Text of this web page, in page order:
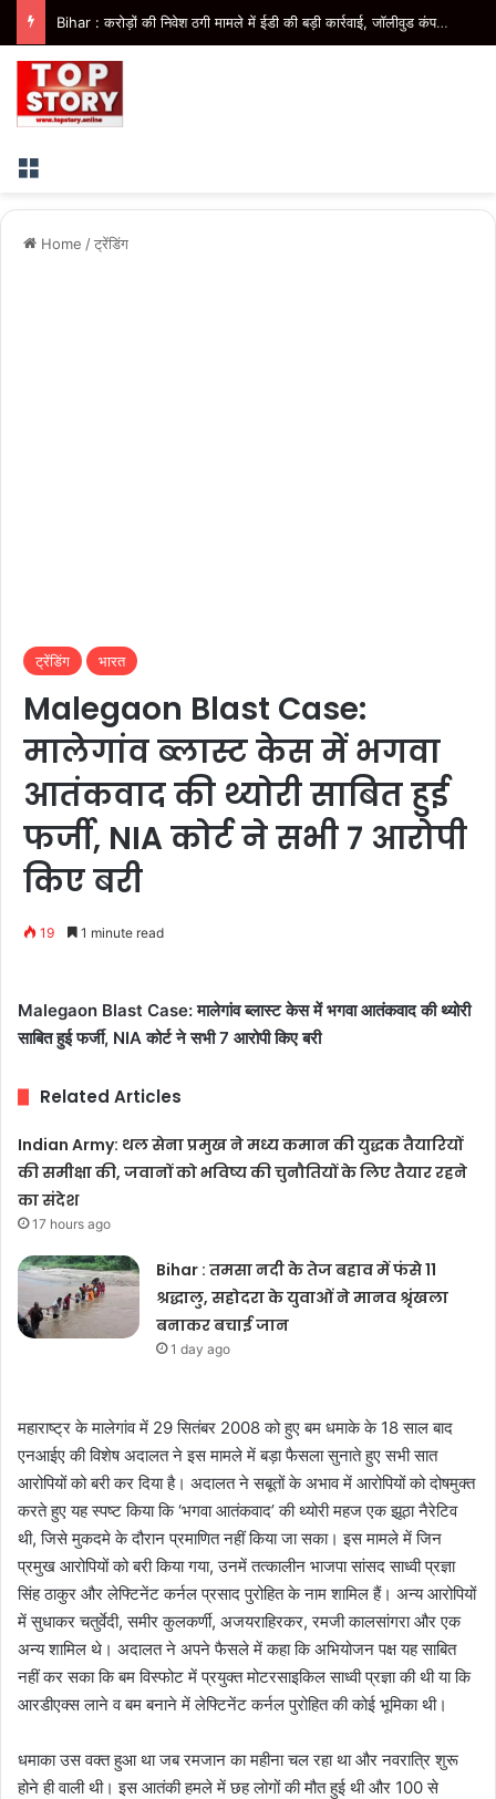
Bihar : करोड़ों की निवेश ठगी मामले में ईडी की बड़ी कार्रवाई, जॉलीवुड कंपनी के निदेशक के आवास पर छापेमारी
Menu
Home /ट्रेंडिंग
ट्रेंडिंग भारत
Malegaon Blast Case:
मालेगांव ब्लास्ट केस में भगवा
आतंकवाद की थ्योरी साबित हुई
फर्जी, NIA कोर्ट ने सभी 7 आरोपी
किए बरी
19 1 minute read
Malegaon Blast Case: मालेगांव ब्लास्ट केस में भगवा आतंकवाद की थ्योरी
साबित हुई फर्जी, NIA कोर्ट ने सभी 7 आरोपी किए बरी
Related Articles
Indian Army: थल सेना प्रमुख ने मध्य कमान की युद्धक तैयारियों
की समीक्षा की, जवानों को भविष्य की चुनौतियों के लिए तैयार रहने
का संदेश
17 hours ago
Bihar : तमसा नदी के तेज बहाव में फंसे 11
श्रद्धालु, सहोदरा के युवाओं ने मानव श्रृंखला
बनाकर बचाई जान
1 day ago
महाराष्ट्र के मालेगांव में 29 सितंबर 2008 को हुए बम धमाके के 18 साल बाद
एनआईए की विशेष अदालत ने इस मामले में बड़ा फैसला सुनाते हुए सभी सात
आरोपियों को बरी कर दिया है। अदालत ने सबूतों के अभाव में आरोपियों को दोषमुक्त
करते हुए यह स्पष्ट किया कि ‘भगवा आतंकवाद’ की थ्योरी महज एक झूठा नैरेटिव
थी, जिसे मुकदमे के दौरान प्रमाणित नहीं किया जा सका। इस मामले में जिन
प्रमुख आरोपियों को बरी किया गया, उनमें तत्कालीन भाजपा सांसद साध्वी प्रज्ञा
सिंह ठाकुर और लेफ्टिनेंट कर्नल प्रसाद पुरोहित के नाम शामिल हैं। अन्य आरोपियों
में सुधाकर चतुर्वेदी, समीर कुलकर्णी, अजयराहिरकर, रमजी कालसांगरा और एक
अन्य शामिल थे। अदालत ने अपने फैसले में कहा कि अभियोजन पक्ष यह साबित
नहीं कर सका कि बम विस्फोट में प्रयुक्त मोटरसाइकिल साध्वी प्रज्ञा की थी या कि
आरडीएक्स लाने व बम बनाने में लेफ्टिनेंट कर्नल पुरोहित की कोई भूमिका थी।
धमाका उस वक्त हुआ था जब रमजान का महीना चल रहा था और नवरात्रि शुरू
होने ही वाली थी। इस आतंकी हमले में छह लोगों की मौत हुई थी और 100 से